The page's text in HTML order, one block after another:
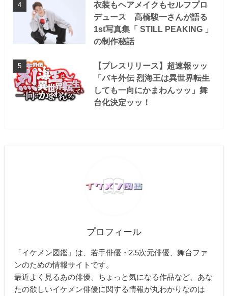
衣装もヘアメイクもセルフプロ
デュース 高橋駿一さんが語る
1st写真集「 STILL PEAKING 」
の制作秘話
【プレスリリース】超速報ッッ
「バキ外伝 烈海王は異世界転生
しても一向にかまわんッッ」舞
台化決定ッッ！
プロフィール
「イケメン図鑑」は、若手俳優・2.5次元俳優、舞台ファ
ンのための情報サイトです。
最近よく見るあの俳優、ちょっと気になる作品など、あな
たの欲しいイケメン俳優に関する情報が丸わかりなのは